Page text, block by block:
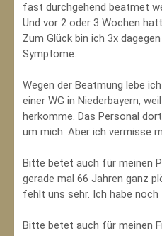
fast durchgehend beatmet
Und vor 2 oder 3 Wochen
Zum Glück bin ich 3x
Symptome.
Wegen der Beatmung lebe
einer WG in Niederbayern,
herkomme. Das Personal
um mich. Aber ich vermisse
Bitte betet auch für meinen
gerade mal 66 Jahren ganz
fehlt uns sehr. Ich habe
Bitte betet auch für meinen